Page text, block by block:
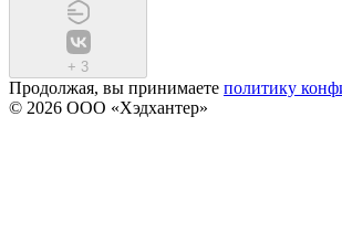
+ 3
Продолжая, вы принимаете политику
© 2026 ООО «Хэдхантер»